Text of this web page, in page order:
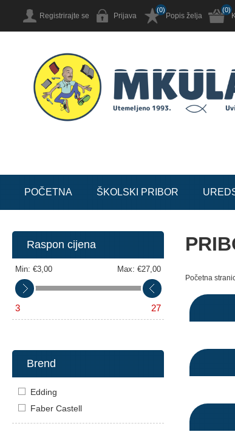
Registrirajte se Prijava Popis želja
(0) (0)
POČETNA ŠKOLSKI PRIBOR
Početna
Raspon cijena
Min: €3,00 Max: €27,00
3 27
Brend
Edding
Faber Castell